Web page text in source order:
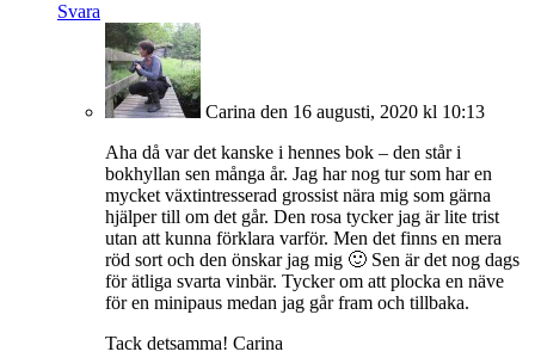
Svara
Carina den 16 augusti, 2020 kl 10:13
Aha då var det kanske i hennes bok – den står i
bokhyllan sen många år. Jag har nog tur som har en
mycket växtintresserad grossist nära mig som gärna
hjälper till om det går. Den rosa tycker jag är lite trist
utan att kunna förklara varför. Men det finns en mera
röd sort och den önskar jag mig 🙂 Sen är det nog dags
för ätliga svarta vinbär. Tycker om att plocka en näve
för en minipaus medan jag går fram och tillbaka.
Tack detsamma! Carina